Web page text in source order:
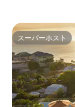
スーパーホスト
スーパーホスト